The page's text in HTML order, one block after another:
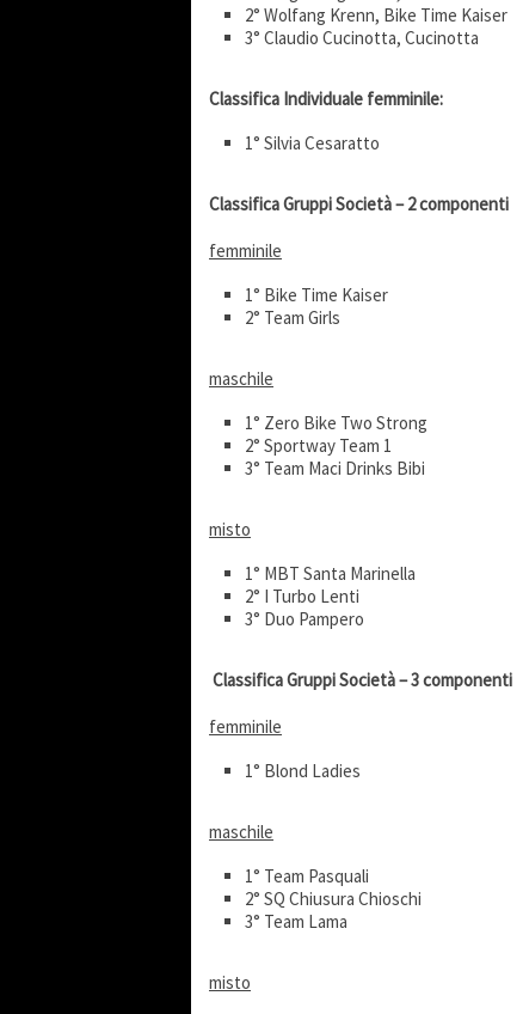
2° Wolfang Krenn, Bike Time Kaiser
3° Claudio Cucinotta, Cucinotta
Classifica Individuale femminile:
1° Silvia Cesaratto
Classifica Gruppi Società – 2 componenti
femminile
1° Bike Time Kaiser
2° Team Girls
maschile
1° Zero Bike Two Strong
2° Sportway Team 1
3° Team Maci Drinks Bibi
misto
1° MBT Santa Marinella
2° I Turbo Lenti
3° Duo Pampero
Classifica Gruppi Società – 3 componenti
femminile
1° Blond Ladies
maschile
1° Team Pasquali
2° SQ Chiusura Chioschi
3° Team Lama
misto